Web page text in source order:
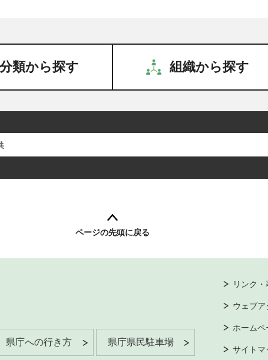
分類から探す 組織から探す
ページの先頭に戻る
県庁への行き方 県庁県民駐車場
リンク
ウェブ
ホーム
サイトマ